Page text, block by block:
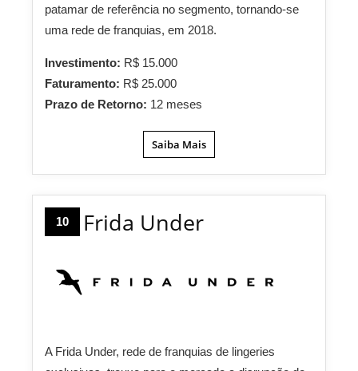
patamar de referência no segmento, tornando-se
uma rede de franquias, em 2018.
Investimento: R$ 15.000
Faturamento: R$ 25.000
Prazo de Retorno: 12 meses
Saiba Mais
10 Frida Under
A Frida Under, rede de franquias de lingeries